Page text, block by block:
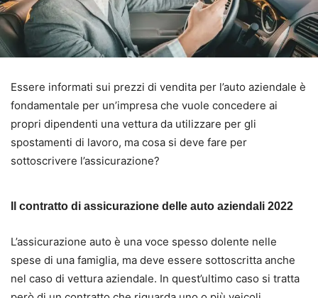
Essere informati sui prezzi di vendita per l’auto aziendale è
fondamentale per un’impresa che vuole concedere ai
propri dipendenti una vettura da utilizzare per gli
spostamenti di lavoro, ma cosa si deve fare per
sottoscrivere l’assicurazione?
Il contratto di assicurazione delle auto aziendali 2022
L’assicurazione auto è una voce spesso dolente nelle
spese di una famiglia, ma deve essere sottoscritta anche
nel caso di vettura aziendale. In quest’ultimo caso si tratta